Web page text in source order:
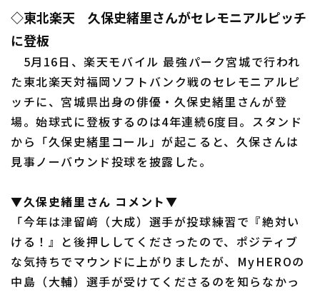
ファーム西地区
交流戦
北海道日本ハムファイターズ
埼玉西武ライオンズ
千葉ロッテマリーンズ
オリックス・バファローズ
設定
◇東北楽天 久保史緒里さんがセレモニアルピッチ
に登板
5月16日、楽天モバイル 最強パーク宮城で行われ
た東北楽天対福岡ソフトバンク戦のセレモニアルピ
ッチに、宮城県出身の俳優・久保史緒里さんが登
場。始球式に登板するのは4年連続6度目。スタンド
から「久保史緒里コール」が起こると、久保さんは
見事ノーバウンド投球を披露した。
▼久保史緒里さん コメント▼
「今年は津留﨑（大成）選手が投球練習で『絶対い
ける！』と後押ししてくださったので、ポジティブ
な気持ちでマウンドに上がりましたが、MyHEROの
中島（大輔）選手が受けてくださるのを知らなかっ